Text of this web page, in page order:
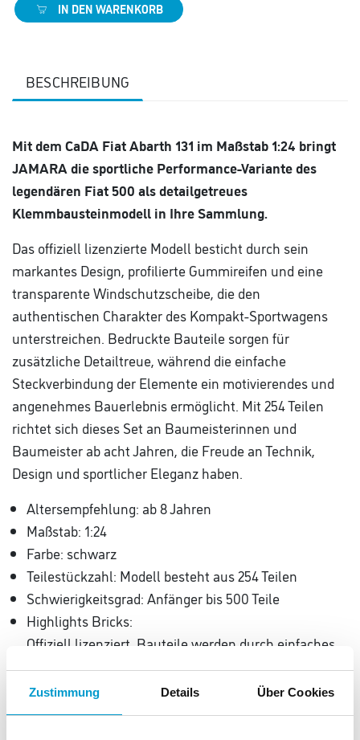
Zustimmung Details Über Cookies
IN DEN WARENKORB
BESCHREIBUNG
Mit dem CaDA Fiat Abarth 131 im Maßstab 1:24 bringt
JAMARA die sportliche Performance-Variante des
legendären Fiat 500 als detailgetreues
Klemmbausteinmodell in Ihre Sammlung.
Das offiziell lizenzierte Modell besticht durch sein
markantes Design, profilierte Gummireifen und eine
transparente Windschutzscheibe, die den
authentischen Charakter des Kompakt-Sportwagens
unterstreichen. Bedruckte Bauteile sorgen für
zusätzliche Detailtreue, während die einfache
Steckverbindung der Elemente ein motivierendes und
angenehmes Bauerlebnis ermöglicht. Mit 254 Teilen
richtet sich dieses Set an Baumeisterinnen und
Baumeister ab acht Jahren, die Freude an Technik,
Design und sportlicher Eleganz haben.
Altersempfehlung: ab 8 Jahren
Maßstab: 1:24
Farbe: schwarz
Teilestückzahl: Modell besteht aus 254 Teilen
Schwierigkeitsgrad: Anfänger bis 500 Teile
Highlights Bricks:
Offiziell lizenziert, Bauteile werden durch einfaches
Zusammenstecken miteinander verbunden,
Detailgetreues Design, Profilierte Gummireifen,
Transparente Windschutzscheibe, Bedruckte